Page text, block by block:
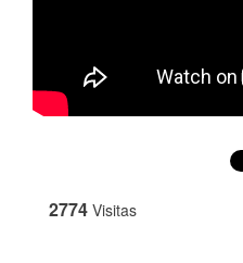
2774 Visitas